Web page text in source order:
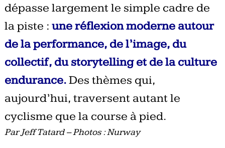
dépasse largement le simple cadre de
la piste : une réflexion moderne autour
de la performance, de l’image, du
collectif, du storytelling et de la culture
endurance.Des thèmes qui,
aujourd’hui, traversent autant le
cyclisme que la course à pied.
Par Jeff Tatard – Photos : Nurway